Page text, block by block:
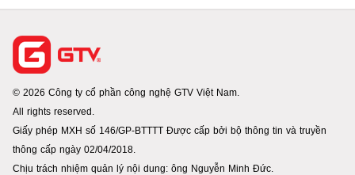
© 2026 Công ty cổ phần công nghệ GTV Việt Nam.
All rights reserved.
Giấy phép MXH số 146/GP-BTTTT Được cấp bởi bộ thông tin và truyền
thông cấp ngày 02/04/2018.
Chịu trách nhiệm quản lý nội dung: ông Nguyễn Minh Đức.